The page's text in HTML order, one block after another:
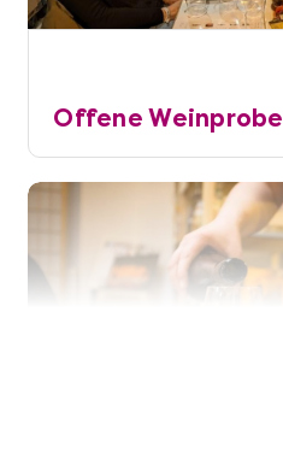
Offene Weinprobe